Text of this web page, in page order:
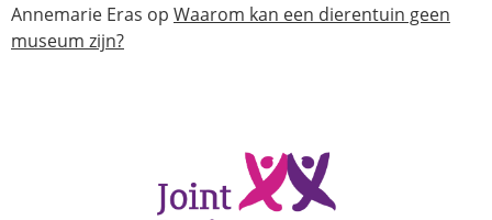
Annemarie Eras op Waarom kan een dierentuin geen
museum zijn?